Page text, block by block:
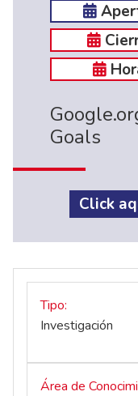
Goals
Click
Tipo
Investigación
Área de